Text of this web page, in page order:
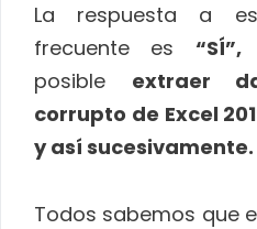
La respuesta a
frecuente es “SÍ”,
posible extraer
corrupto de Excel
y así sucesivamente.
Todos sabemos que